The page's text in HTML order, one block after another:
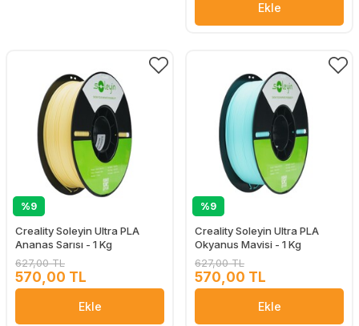
Ekle
%9
Creality Soleyin Ultra PLA
Ananas Sarısı - 1 Kg
627,00 TL
570,00 TL
Ekle
%9
Creality Soleyin Ultra PLA
Okyanus Mavisi - 1 Kg
627,00 TL
570,00 TL
Ekle